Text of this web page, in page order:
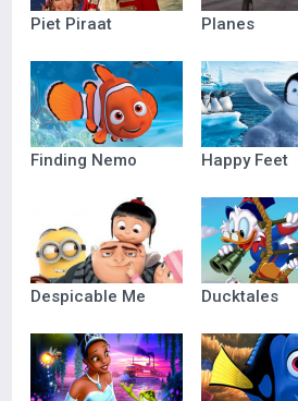
Piet Piraat Planes
Finding Nemo Happy Feet
Despicable Me Ducktales